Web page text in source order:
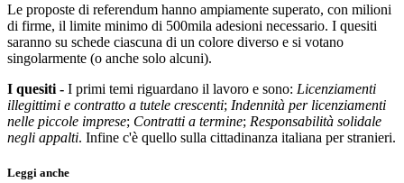
Le proposte di referendum hanno ampiamente superato, con milioni
di firme, il limite minimo di 500mila adesioni necessario. I quesiti
saranno su schede ciascuna di un colore diverso e si votano
singolarmente (o anche solo alcuni).
I quesiti - I primi temi riguardano il lavoro e sono: Licenziamenti
illegittimi e contratto a tutele crescenti; Indennità per licenziamenti
nelle piccole imprese; Contratti a termine; Responsabilità solidale
negli appalti. Infine c'è quello sulla cittadinanza italiana per stranieri.
Leggi anche